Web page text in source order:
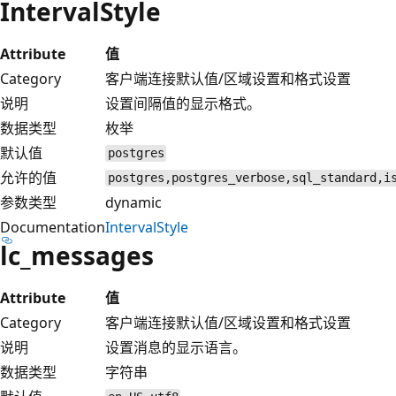
IntervalStyle
Attribute
值
Category
客户端连接默认值/区域设置和格式设置
说明
设置间隔值的显示格式。
数据类型
枚举
默认值
postgres
允许的值
参数类型
dynamic
DocumentationIntervalStyle
lc_messages
Attribute
值
Category
客户端连接默认值/区域设置和格式设置
说明
设置消息的显示语言。
数据类型
字符串